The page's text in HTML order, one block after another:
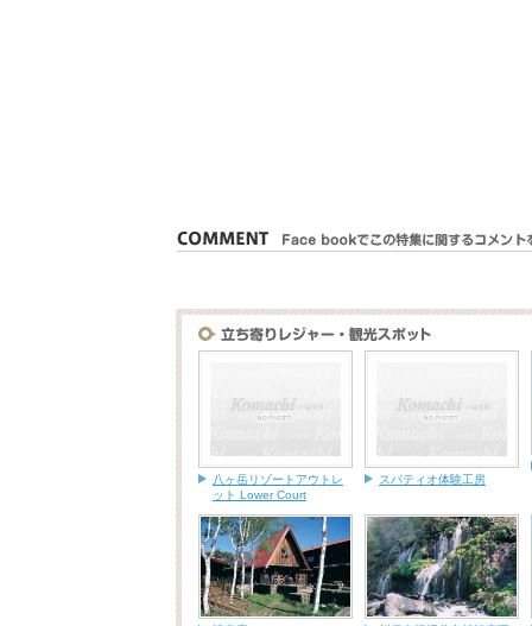
八ヶ岳リゾートアウトレ
ット Lower Court
スパティオ体験工房